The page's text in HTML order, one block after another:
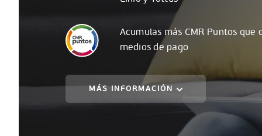
Acumulas más CMR Puntos que
medios de pago
MÁS INFORMACIÓN